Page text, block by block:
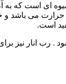
ای است که
می باشد و
است.
. رب انار نیز